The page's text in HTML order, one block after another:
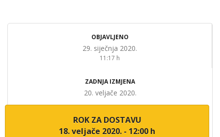
OBJAVLJENO
29. siječnja 2020.
11:17 h
ZADNJA IZMJENA
20. veljače 2020.
ROK ZA DOSTAVU
18. veljače 2020. - 12:00 h